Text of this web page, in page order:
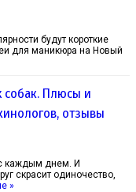
будут короткие
для маникюра на Новый
Плюсы и
отзывы
с каждым днем. И
скрасит одиночество,
»